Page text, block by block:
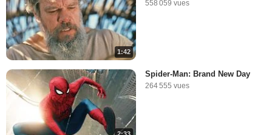
1:42
558 059 vues
Spider-Man: Brand New Day
264 555 vues